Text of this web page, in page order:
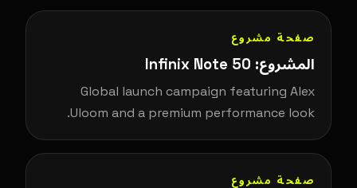
صفحة مشروع
المشروع: Infinix Note 50
Global launch campaign featuring Alex
Uloom and a premium performance look.
صفحة مشروع